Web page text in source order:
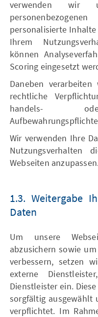
verwenden
personalisierte
Ihrem
können
Scoring eingesetzt
Daneben
rechtliche
handels-
Wir verwenden Ihre
Nutzungsverhalten
Webseiten
1.3. Weitergabe
Daten
Um unsere
abzusichern sowie
verbessern, setzen
externe
Dienstleister ein.
sorgfältig ausgewählt
verpflichtet. Im